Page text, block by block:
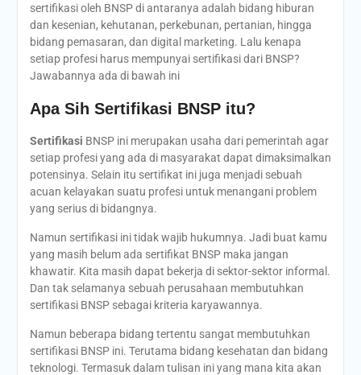
sertifikasi oleh BNSP di antaranya adalah bidang hiburan
dan kesenian, kehutanan, perkebunan, pertanian, hingga
bidang pemasaran, dan digital marketing. Lalu kenapa
setiap profesi harus mempunyai sertifikasi dari BNSP?
Jawabannya ada di bawah ini
Apa Sih Sertifikasi BNSP itu?
Sertifikasi BNSP ini merupakan usaha dari pemerintah agar
setiap profesi yang ada di masyarakat dapat dimaksimalkan
potensinya. Selain itu sertifikat ini juga menjadi sebuah
acuan kelayakan suatu profesi untuk menangani problem
yang serius di bidangnya.
Namun sertifikasi ini tidak wajib hukumnya. Jadi buat kamu
yang masih belum ada sertifikat BNSP maka jangan
khawatir. Kita masih dapat bekerja di sektor-sektor informal.
Dan tak selamanya sebuah perusahaan membutuhkan
sertifikasi BNSP sebagai kriteria karyawannya.
Namun beberapa bidang tertentu sangat membutuhkan
sertifikasi BNSP ini. Terutama bidang kesehatan dan bidang
teknologi. Termasuk dalam tulisan ini yang mana kita akan